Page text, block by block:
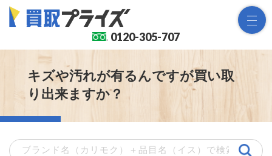
0120-305-707
キズや汚れが有るんですが買い取
り出来ますか？